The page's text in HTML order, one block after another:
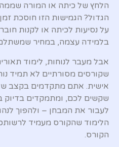
הלחץ של כיתה או המורה
הגדול? הגמישות הזו חוסכת
על נסיעות לכיתה או לקנות
בלמידה עצמה, במחיר
אבל מעבר לנוחות, לימוד
שקורסים מסורתיים לא תמיד
אישית. אתם מתקדמים בקצב
שקשים לכם, ומתמקדים בדיוק
לעבור את המבחן – ולהפוך
הלימוד שהקורס מעמיד
הקורס.